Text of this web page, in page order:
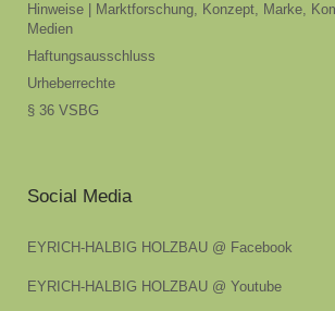
Hinweise | Marktforschung, Konzept, Marke,
Medien
Haftungsausschluss
Urheberrechte
§ 36 VSBG
Social Media
EYRICH-HALBIG HOLZBAU @ Facebook
EYRICH-HALBIG HOLZBAU @ Youtube